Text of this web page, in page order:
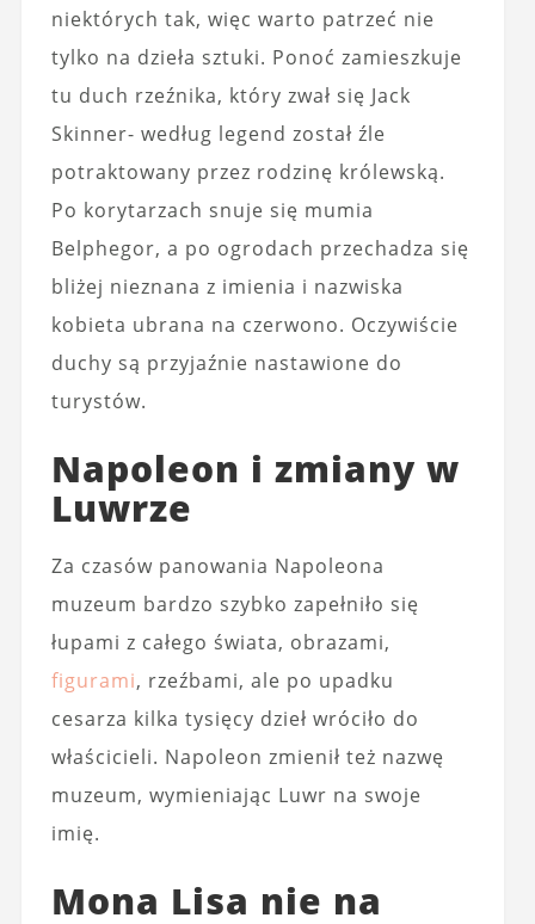
niektórych tak, więc warto patrzeć nie
tylko na dzieła sztuki. Ponoć zamieszkuje
tu duch rzeźnika, który zwał się Jack
Skinner- według legend został źle
potraktowany przez rodzinę królewską.
Po korytarzach snuje się mumia
Belphegor, a po ogrodach przechadza się
bliżej nieznana z imienia i nazwiska
kobieta ubrana na czerwono. Oczywiście
duchy są przyjaźnie nastawione do
turystów.
Napoleon i zmiany w
Luwrze
Za czasów panowania Napoleona
muzeum bardzo szybko zapełniło się
łupami z całego świata, obrazami,
figurami, rzeźbami, ale po upadku
cesarza kilka tysięcy dzieł wróciło do
właścicieli. Napoleon zmienił też nazwę
muzeum, wymieniając Luwr na swoje
imię.
Mona Lisa nie na